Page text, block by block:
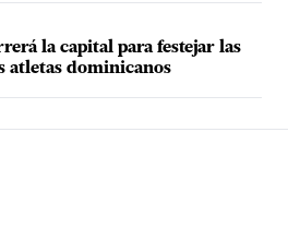
la capital para festejar las
atletas dominicanos